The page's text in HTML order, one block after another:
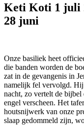
Keti Koti 1 juli
28 juni
Onze basiliek heet
die banden worden de
zat in de gevangenis in
namelijk fel vervolgd. Hij
nacht, zo vertelt de bijbel
engel verscheen. Het
houtsnijwerk van onze
slaap gedommeld zijn,